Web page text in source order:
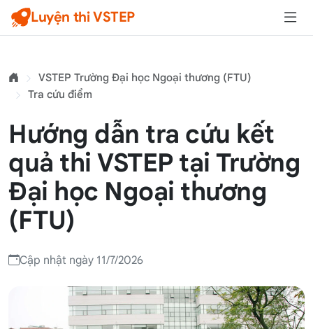
Luyện thi VSTEP
VSTEP Trường Đại học Ngoại thương (FTU)
Tra cứu điểm
Hướng dẫn tra cứu kết
quả thi VSTEP tại Trường
Đại học Ngoại thương
(FTU)
Cập nhật ngày 11/7/2026